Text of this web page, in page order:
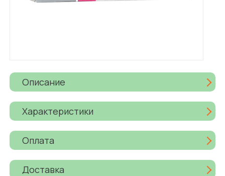
Описание
Характеристики
Оплата
Доставка